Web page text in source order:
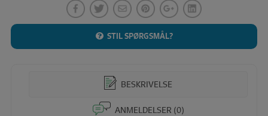
STIL SPØRGSMÅL?
BESKRIVELSE
ANMELDELSER (0)